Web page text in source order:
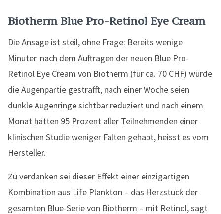
Biotherm Blue Pro-Retinol Eye Cream
Die Ansage ist steil, ohne Frage: Bereits wenige
Minuten nach dem Auftragen der neuen Blue Pro-
Retinol Eye Cream von Biotherm (für ca. 70 CHF) würde
die Augenpartie gestrafft, nach einer Woche seien
dunkle Augenringe sichtbar reduziert und nach einem
Monat hätten 95 Prozent aller Teilnehmenden einer
klinischen Studie weniger Falten gehabt, heisst es vom
Hersteller.
Zu verdanken sei dieser Effekt einer einzigartigen
Kombination aus Life Plankton – das Herzstück der
gesamten Blue-Serie von Biotherm – mit Retinol, sagt